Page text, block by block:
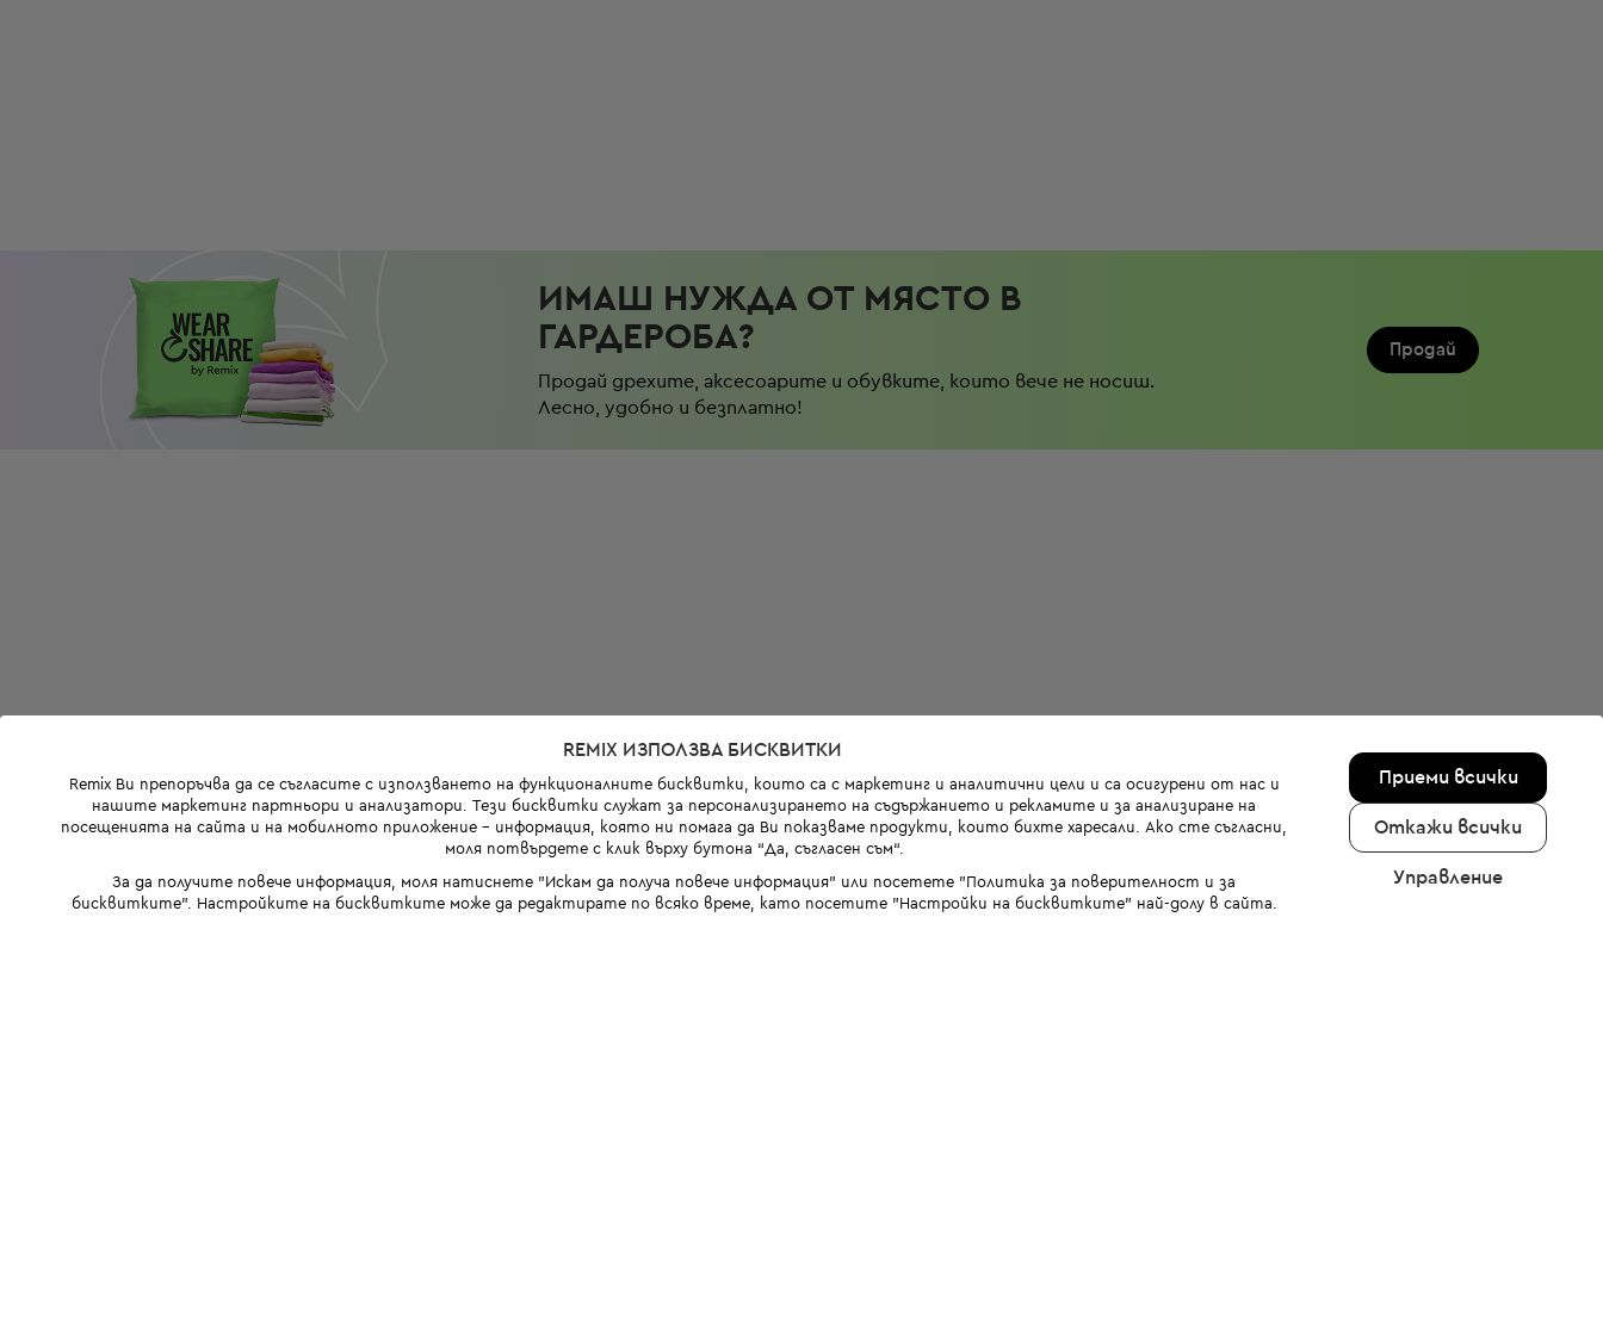
ИМАШ НУЖДА ОТ МЯСТО В
ГАРДЕРОБА?
Продай дрехите, аксесоарите и обувките, които вече не носиш.
Лесно, удобно и безплатно!
Продай
REMIX ИЗПОЛЗВА БИСКВИТКИ
Remix Ви препоръчва да се съгласите с използването на функционалните бисквитки, които са с маркетинг и аналитични цели и са осигурени от нас и
нашите маркетинг партньори и анализатори. Тези бисквитки служат за персонализирането на съдържанието и рекламите и за анализиране на
посещенията на сайта и на мобилното приложение - информация, която ни помага да Ви показваме продукти, които бихте харесали. Ако сте съгласни,
моля потвърдете с клик върху бутона “Да, съгласен съм“.
За да получите повече информация, моля натиснете "Искам да получа повече информация" или посетете "Политика за поверителност и за
бисквитките". Настройките на бисквитките може да редактирате по всяко време, като посетите "Настройки на бисквитките" най-долу в сайта.
Приеми всички
Откажи всички
Управление